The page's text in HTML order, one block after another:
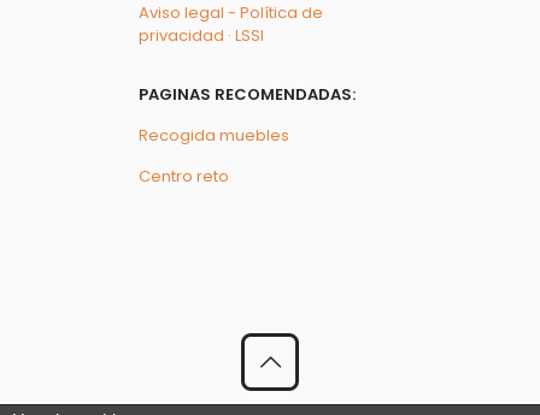
Aviso legal - Política de
privacidad · LSSI
PAGINAS RECOMENDADAS:
Recogida muebles
Centro reto